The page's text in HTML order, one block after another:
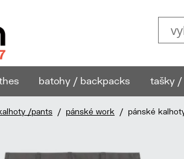
batohy / backpacks tašky /
/pants / pánské work / pánské